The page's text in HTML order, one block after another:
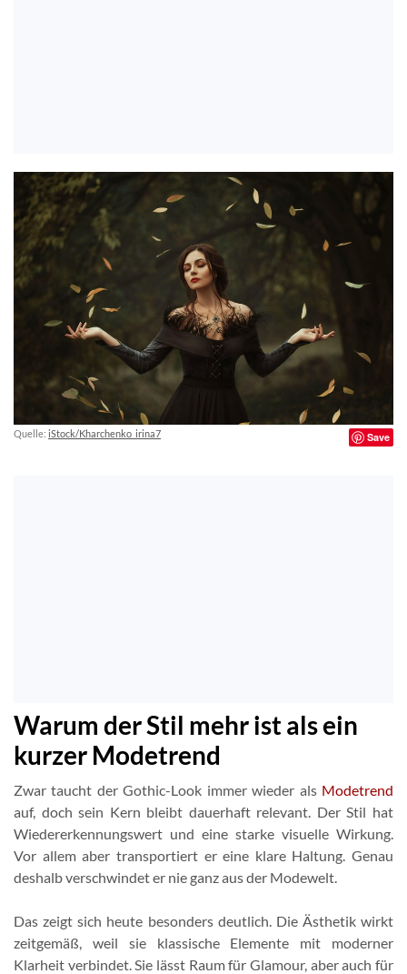
Quelle: iStock/Kharchenko_irina7 Save
Warum der Stil mehr ist als ein
kurzer Modetrend
Zwar taucht der Gothic-Look immer wieder als Modetrend
auf, doch sein Kern bleibt dauerhaft relevant. Der Stil hat
Wiedererkennungswert und eine starke visuelle Wirkung.
Vor allem aber transportiert er eine klare Haltung. Genau
deshalb verschwindet er nie ganz aus der Modewelt.
Das zeigt sich heute besonders deutlich. Die Ästhetik wirkt
zeitgemäß, weil sie klassische Elemente mit moderner
Klarheit verbindet. Sie lässt Raum für Glamour, aber auch für